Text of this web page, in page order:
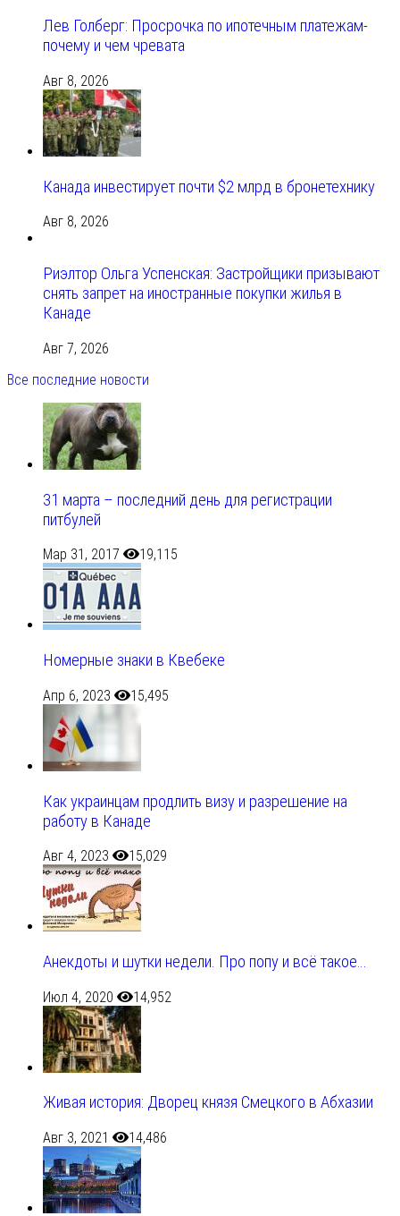
Лев Голберг: Просрочка по ипотечным платежам-
почему и чем чревата
Авг 8, 2026
Канада инвестирует почти $2 млрд в бронетехнику
Авг 8, 2026
Риэлтор Ольга Успенская: Застройщики призывают
снять запрет на иностранные покупки жилья в
Канаде
Авг 7, 2026
Все последние новости
31 марта – последний день для регистрации
питбулей
Мар 31, 2017 19,115
Номерные знаки в Квебеке
Апр 6, 2023 15,495
Как украинцам продлить визу и разрешение на
работу в Канаде
Авг 4, 2023 15,029
Анекдоты и шутки недели. Про попу и всё такое…
Июл 4, 2020 14,952
Живая история: Дворец князя Смецкого в Абхазии
Авг 3, 2021 14,486